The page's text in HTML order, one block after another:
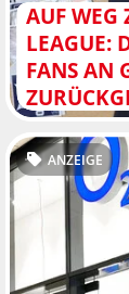
AUF WEG
LEAGUE:
FANS AN
ANZEIGE